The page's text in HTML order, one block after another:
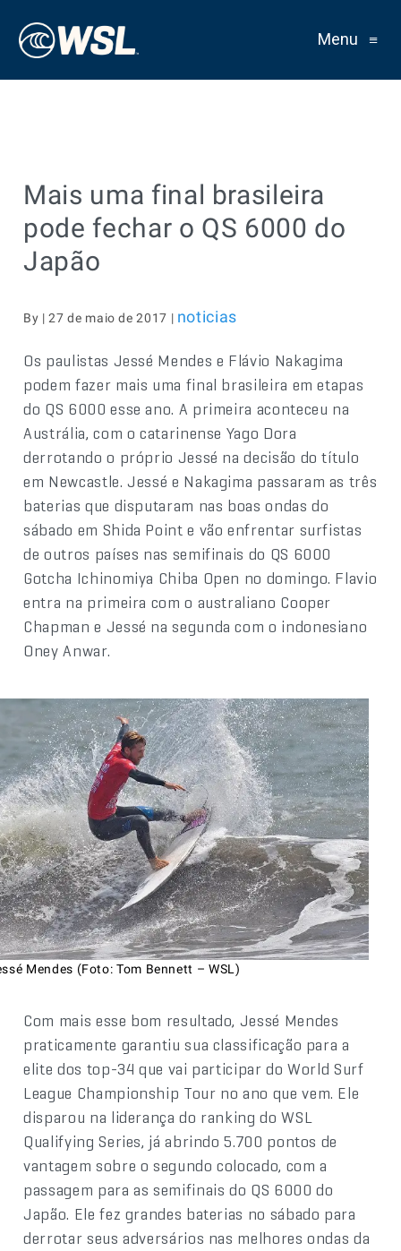
Menu ≡
Mais uma final brasileira
pode fechar o QS 6000 do
Japão
By | 27 de maio de 2017 | noticias
Os paulistas Jessé Mendes e Flávio Nakagima
podem fazer mais uma final brasileira em etapas
do QS 6000 esse ano. A primeira aconteceu na
Austrália, com o catarinense Yago Dora
derrotando o próprio Jessé na decisão do título
em Newcastle. Jessé e Nakagima passaram as três
baterias que disputaram nas boas ondas do
sábado em Shida Point e vão enfrentar surfistas
de outros países nas semifinais do QS 6000
Gotcha Ichinomiya Chiba Open no domingo. Flavio
entra na primeira com o australiano Cooper
Chapman e Jessé na segunda com o indonesiano
Oney Anwar.
Mendes (Foto: Tom Bennett – WSL)
Com mais esse bom resultado, Jessé Mendes
praticamente garantiu sua classificação para a
elite dos top-34 que vai participar do World Surf
League Championship Tour no ano que vem. Ele
disparou na liderança do ranking do WSL
Qualifying Series, já abrindo 5.700 pontos de
vantagem sobre o segundo colocado, com a
passagem para as semifinais do QS 6000 do
Japão. Ele fez grandes baterias no sábado para
derrotar seus adversários nas melhores ondas da